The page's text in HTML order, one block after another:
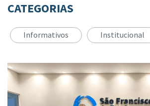
CATEGORIAS
Informativos Institucional